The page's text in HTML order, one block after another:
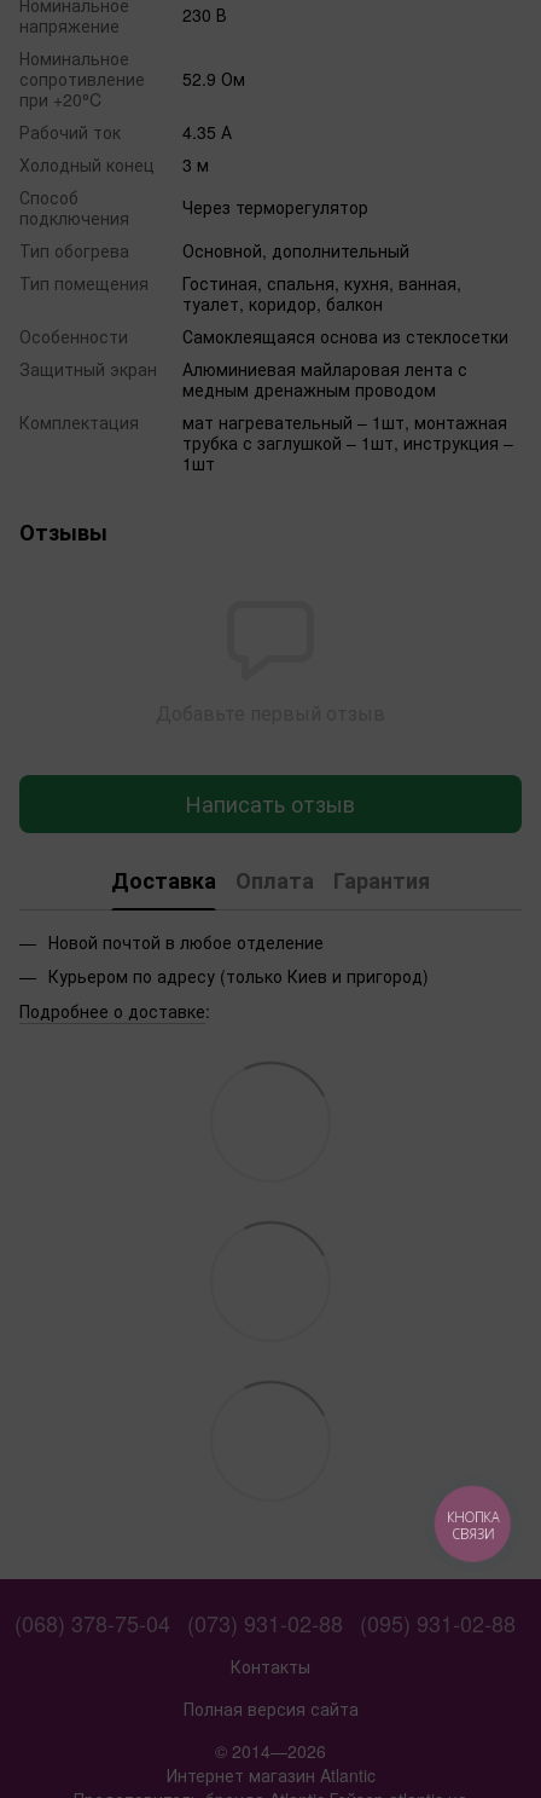
напряжение
230 В
Номинальное
сопротивление
при +20⁰C
52.9 Ом
Рабочий ток
4.35 А
Холодный конец
3 м
Способ
подключения
Через терморегулятор
Тип обогрева
Основной, дополнительный
Тип помещения
Гостиная, спальня, кухня, ванная,
туалет, коридор, балкон
Особенности
Самоклеящаяся основа из стеклосетки
Защитный экран
Алюминиевая майларовая лента с
медным дренажным проводом
Комплектация
мат нагревательный – 1шт, монтажная
трубка с заглушкой – 1шт, инструкция –
1шт
Отзывы
Написать отзыв
Доставка Оплата Гарантия
Новой почтой в любое отделение
Курьером по адресу (только Киев и пригород)
Подробнее о доставке:
(068) 378-75-04 (073) 931-02-88 (095) 931-02-88
Контакты
Полная версия сайта
© 2014—2026
Интернет магазин Atlantic
КНОПКА
СВЯЗИ